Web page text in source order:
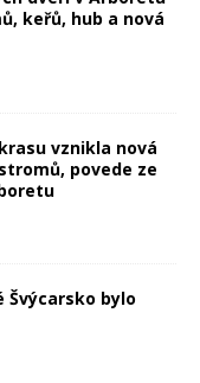
keřů, hub a nová
vznikla nová
povede ze
Švýcarsko bylo